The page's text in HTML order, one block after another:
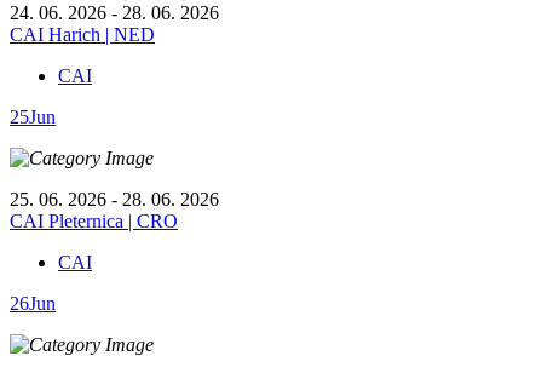
24. 06. 2026 - 28. 06. 2026
CAI Harich | NED
CAI
25Jun
25. 06. 2026 - 28. 06. 2026
CAI Pleternica | CRO
CAI
26Jun